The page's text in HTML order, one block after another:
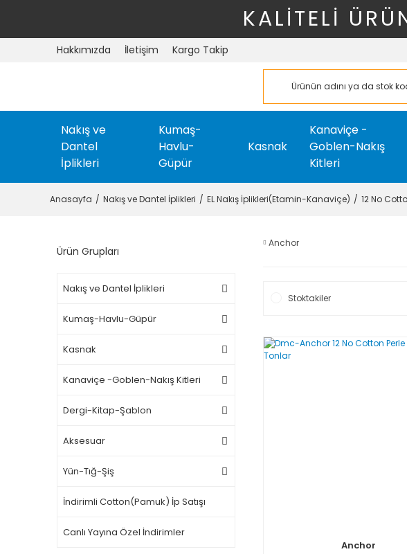
KALİTELİ
Hakkımızda İletişim Kargo Takip
Nakış ve
Dantel
İplikleri
Kumaş-
Havlu-
Güpür
Kasnak
Kanaviçe -
Goblen-Nakış
Kitleri
Anasayfa Nakış ve Dantel İplikleri EL Nakış İplikleri(Etamin-Kanaviçe) 12 No
Ürün Grupları
Nakış ve Dantel İplikleri
Kumaş-Havlu-Güpür
Kasnak
Kanaviçe -Goblen-Nakış Kitleri
Dergi-Kitap-Şablon
Aksesuar
Yün-Tığ-Şiş
İndirimli Cotton(Pamuk) İp Satışı
Canlı Yayına Özel İndirimler
Anchor
Stoktakiler
Anchor